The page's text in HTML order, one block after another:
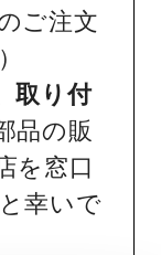
ご注文
取り付
品の販
を窓口
幸いで